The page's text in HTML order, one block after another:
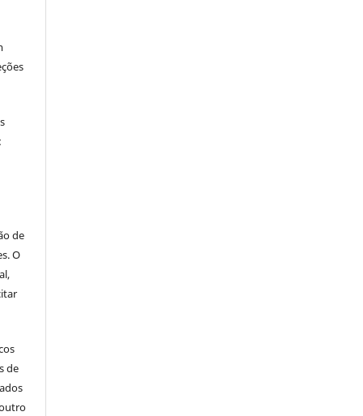
de
O
de